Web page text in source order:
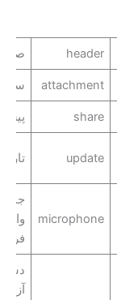
header
attachment سو
share
update
microphone
جمله
واره؛
آزاد